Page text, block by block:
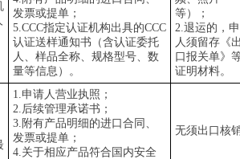
发票或提单；
5.CCC指定认证机构出具的CCC
认证送样通知书（含认证委托
人、样品全称、规格型号、数
量等信息）。
等）；
2.退运的，
人须留存《出
口报关单》
证明材料。
1.申请人营业执照；
2.后续管理承诺书；
3. 附有产品明细的进口合同、
发票或提单；
4.关于相应产品符合国内安全
无须出口核